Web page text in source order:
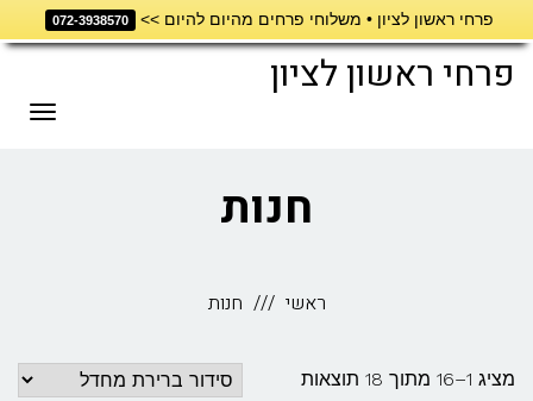
פרחי ראשון לציון • משלוחי פרחים מהיום להיום >> 072-3938570
לתוכןפרחי ראשון לציון
חנות
ראשי חנות
מציג 1–16 מתוך 18 תוצאות